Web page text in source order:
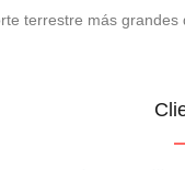
terrestre más